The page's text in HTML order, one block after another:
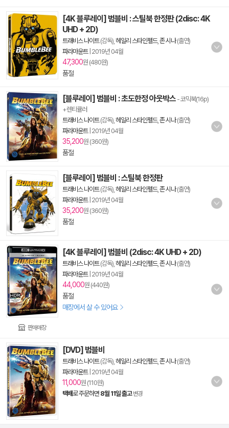
[4K 블루레이] 범블비 : 스틸북 한정판 (2disc: 4K
UHD + 2D)
트래비스 나이트(감독), 헤일리 스타인펠드, 존 시나(출연)
파라마운트| 2019년 04월
47,300원 (480원)
품절
[블루레이] 범블비 : 초도한정 아웃박스 - 코믹북(16p)
+렌티큘러
트래비스 나이트(감독), 헤일리 스타인펠드, 존 시나(출연)
파라마운트| 2019년 04월
35,200원 (360원)
품절
[블루레이] 범블비 : 스틸북 한정판
트래비스 나이트(감독), 헤일리 스타인펠드, 존 시나(출연)
파라마운트| 2019년 04월
35,200원 (360원)
품절
판매매장
[4K 블루레이] 범블비 (2disc: 4K UHD + 2D)
트래비스 나이트(감독), 헤일리 스타인펠드, 존 시나(출연)
파라마운트| 2019년 04월
44,000원 (440원)
품절
매장에서 살 수 있어요
[DVD] 범블비
트래비스 나이트(감독), 헤일리 스타인펠드, 존 시나(출연)
파라마운트| 2019년 04월
11,000원 (110원)
택배로 주문하면 8월 11일 출고 변경